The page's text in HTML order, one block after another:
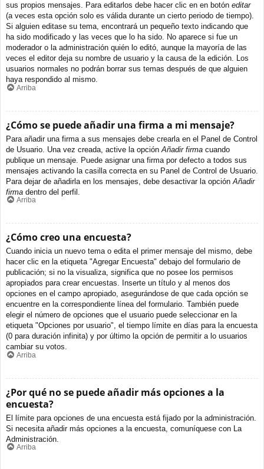
sus propios mensajes. Para editarlos debe hacer clic en en botón editar
(a veces esta opción solo es válida durante un cierto periodo de tiempo).
Si alguien editase su tema, encontrará un pequeño texto indicando que
ha sido modificado y las veces que lo ha sido. No aparece si fue un
moderador o la administración quién lo editó, aunque la mayoría de las
veces el editor deja su nombre de usuario y la causa de la edición. Los
usuarios normales no podrán borrar sus temas después de que alguien
haya respondido al mismo.
Arriba
¿Cómo se puede añadir una firma a mi mensaje?
Para añadir una firma a sus mensajes debe crearla en el Panel de Control
de Usuario. Una vez creada, active la opción Añadir firma cuando
publique un mensaje. Puede asignar una firma por defecto a todos sus
mensajes activando la casilla correcta en su Panel de Control de Usuario.
Para dejar de añadirla en los mensajes, debe desactivar la opción Añadir
firma dentro del perfil.
Arriba
¿Cómo creo una encuesta?
Cuando inicia un nuevo tema o edita el primer mensaje del mismo, debe
hacer clic en la etiqueta "Agregar Encuesta" debajo del formulario de
publicación; si no la visualiza, significa que no posee los permisos
apropiados para crear encuestas. Inserte un título y al menos dos
opciones en el campo apropiado, asegurándose de que cada opción se
encuentre en la correspondiente línea del formulario. También puede
elegir el número de opciones que el usuario puede seleccionar en la
etiqueta "Opciones por usuario", el tiempo límite en días para la encuesta
(0 para duración infinita) y por último la opción de permitir a lo usuarios
cambiar su votos.
Arriba
¿Por qué no se puede añadir más opciones a la
encuesta?
El límite para opciones de una encuesta está fijado por la administración.
Si necesita añadir más opciones a la encuesta, comuníquese con La
Administración.
Arriba